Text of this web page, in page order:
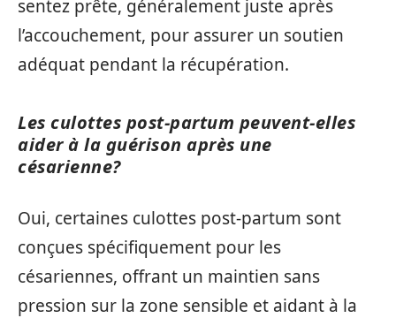
sentez prête, généralement juste après
l’accouchement, pour assurer un soutien
adéquat pendant la récupération.
Les culottes post-partum peuvent-elles
aider à la guérison après une
césarienne?
Oui, certaines culottes post-partum sont
conçues spécifiquement pour les
césariennes, offrant un maintien sans
pression sur la zone sensible et aidant à la